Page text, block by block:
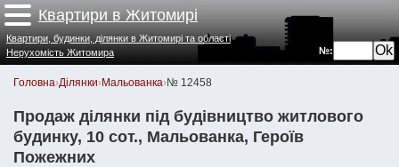
Квартири в Житомирі
№:
Квартири, будинки, ділянки в Житомирі та області
Нерухомість Житомира
Головна›Ділянки›Мальованка›№ 12458
Продаж ділянки під будівництво житлового
будинку, 10 сот., Мальованка, Героїв
Пожежних